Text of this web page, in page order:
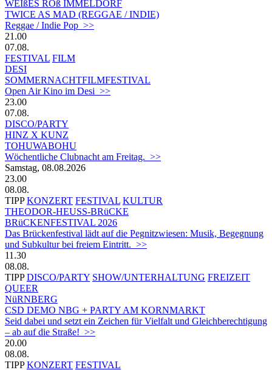
WEIßES ROß IMMELDORF
TWICE AS MAD (REGGAE / INDIE)
Reggae / Indie Pop >>
21.00
07.08.
FESTIVAL FILM
DESI
SOMMERNACHTFILMFESTIVAL
Open Air Kino im Desi >>
23.00
07.08.
DISCO/PARTY
HINZ X KUNZ
TOHUWABOHU
Wöchentliche Clubnacht am Freitag. >>
Samstag, 08.08.2026
23.00
08.08.
TIPP KONZERT FESTIVAL KULTUR
THEODOR-HEUSS-BRüCKE
BRüCKENFESTIVAL 2026
Das Brückenfestival lädt auf die Pegnitzwiesen: Musik, Begegnung
und Subkultur bei freiem Eintritt. >>
11.30
08.08.
TIPP DISCO/PARTY SHOW/UNTERHALTUNG FREIZEIT
QUEER
NüRNBERG
CSD DEMO NBG + PARTY AM KORNMARKT
Seid dabei und setzt ein Zeichen für Vielfalt und Gleichberechtigung
– ab auf die Straße! >>
20.00
08.08.
TIPP KONZERT FESTIVAL